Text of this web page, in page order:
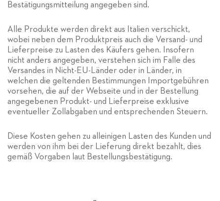
Bestätigungsmitteilung angegeben sind.
Alle Produkte werden direkt aus Italien verschickt,
wobei neben dem Produktpreis auch die Versand- und
Lieferpreise zu Lasten des Käufers gehen. Insofern
nicht anders angegeben, verstehen sich im Falle des
Versandes in Nicht-EU-Länder oder in Länder, in
welchen die geltenden Bestimmungen Importgebühren
vorsehen, die auf der Webseite und in der Bestellung
angegebenen Produkt- und Lieferpreise exklusive
eventueller Zollabgaben und entsprechenden Steuern.
Diese Kosten gehen zu alleinigen Lasten des Kunden und
werden von ihm bei der Lieferung direkt bezahlt, dies
gemäß Vorgaben laut Bestellungsbestätigung.